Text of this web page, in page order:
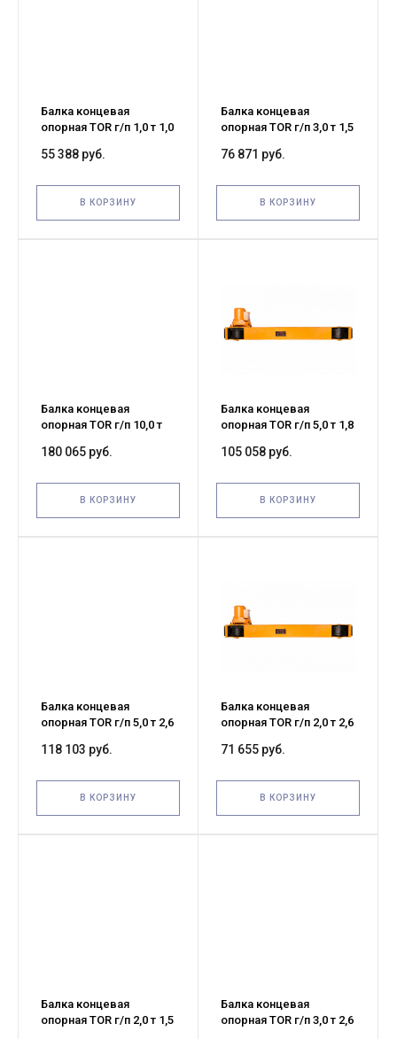
Балка концевая
опорная TOR г/п 1,0 т 1,0
55 388 руб.
В КОРЗИНУ
Балка концевая
опорная TOR г/п 3,0 т 1,5
76 871 руб.
В КОРЗИНУ
Балка концевая
опорная TOR г/п 10,0 т
180 065 руб.
В КОРЗИНУ
Балка концевая
опорная TOR г/п 5,0 т 1,8
105 058 руб.
В КОРЗИНУ
Балка концевая
опорная TOR г/п 5,0 т 2,6
118 103 руб.
В КОРЗИНУ
Балка концевая
опорная TOR г/п 2,0 т 2,6
71 655 руб.
В КОРЗИНУ
Балка концевая
опорная TOR г/п 2,0 т 1,5
Балка концевая
опорная TOR г/п 3,0 т 2,6